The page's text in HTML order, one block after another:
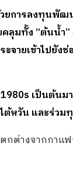
การลงทุนพัฒ
ลุมทั้ง “ต้นน้ำ
จายเข้าไปยัง
1980s เป็นต้นมา
ต้หวัน และร่วม
กต่างจากกาแ